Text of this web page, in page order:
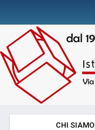
CHI SIAMO